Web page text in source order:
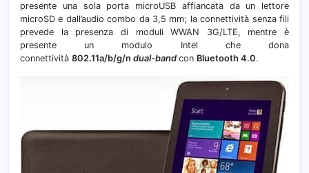
presente una sola porta microUSB affiancata da un lettore
microSD e dall’audio combo da 3,5 mm; la connettività senza fili
prevede la presenza di moduli WWAN 3G/LTE, mentre è
presente un modulo Intel che dona
connettività 802.11a/b/g/n dual-band con Bluetooth 4.0.